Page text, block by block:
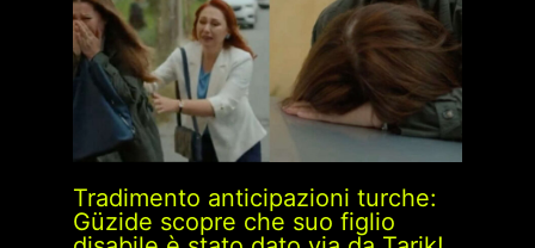
Tradimento anticipazioni turche:
Güzide scopre che suo figlio